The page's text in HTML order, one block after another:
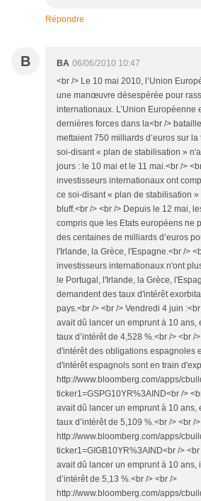
Répondre
B BA 06/06/2010 10:47
<br /> Le 10 mai 2010, l’Union
une manœuvre désespérée pour
internationaux. L’Union Européenne
dernières forces dans la<br />
mettaient 750 milliards d’euros sur la
soi-disant « plan de stabilisation »
jours : le 10 mai et le 11 mai.<br />
investisseurs internationaux ont
ce soi-disant « plan de stabilisation
bluff.<br /> <br /> Depuis le 12 mai,
compris que les Etats européens ne
des centaines de milliards d’euros
l'Irlande, la Grèce, l'Espagne.<br />
investisseurs internationaux n'ont
le Portugal, l'Irlande, la Grèce,
demandent des taux d'intérêt
pays.<br /> <br /> Vendredi 4 juin
avait dû lancer un emprunt à 10 ans,
taux d’intérêt de 4,528 %.<br /> <br
d'intérêt des obligations espagnoles
d'intérêt espagnols sont en train
http://www.bloomberg.com/apps/
ticker1=GSPG10YR%3AIND<br />
avait dû lancer un emprunt à 10 ans,
taux d’intérêt de 5,109 %.<br /> <br />
http://www.bloomberg.com/apps/
ticker1=GIGB10YR%3AIND<br />
avait dû lancer un emprunt à 10 ans,
d’intérêt de 5,13 %.<br /> <br />
http://www.bloomberg.com/apps/